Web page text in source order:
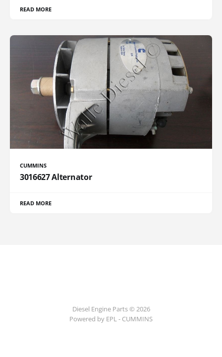
READ MORE
CUMMINS
3016627 Alternator
READ MORE
Diesel Engine Parts © 2026
Powered by EPL - CUMMINS